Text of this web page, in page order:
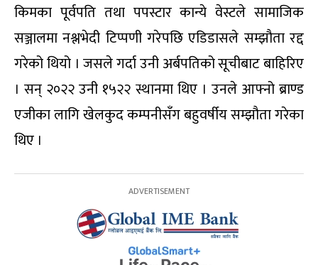
किमका पूर्वपति तथा पपस्टार कान्ये वेस्टले सामाजिक
सञ्जालमा नश्लभेदी टिप्पणी गरेपछि एडिडासले सम्झौता रद्द
गरेको थियो । जसले गर्दा उनी अर्बपतिको सूचीबाट बाहिरिए
। सन् २०२२ उनी १५२२ स्थानमा थिए । उनले आफ्नो ब्राण्ड
एजीका लागि खेलकुद कम्पनीसँग बहुवर्षीय सम्झौता गरेका
थिए ।